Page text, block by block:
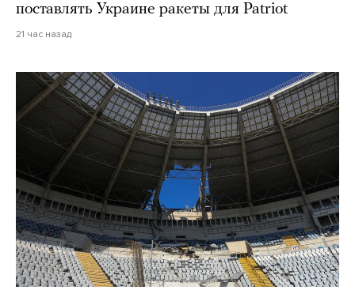
поставлять Украине ракеты для Patriot
21 час назад